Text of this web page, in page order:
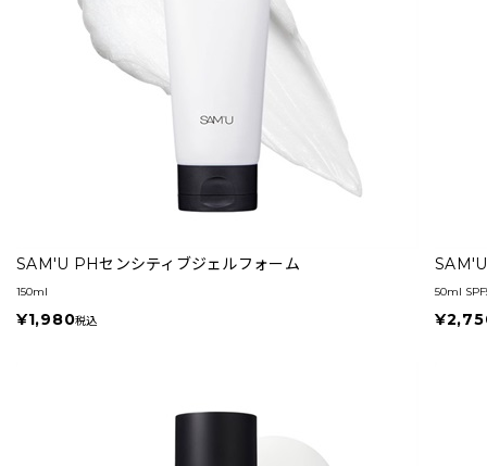
SAM'U PHセンシティブジェルフォーム
150ml
¥1,980税込
50ml